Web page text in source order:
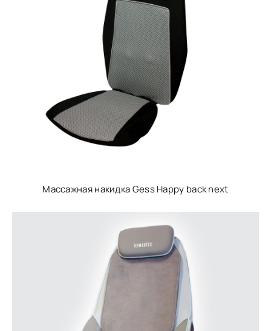
Массажная накидка Gess Happy back next